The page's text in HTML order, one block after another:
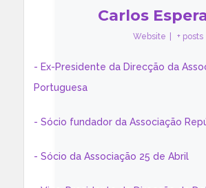
Carlos
Website + posts
- Ex-Presidente da Direcção da
Portuguesa
- Sócio fundador da Associação
- Sócio da Associação 25 de Abril